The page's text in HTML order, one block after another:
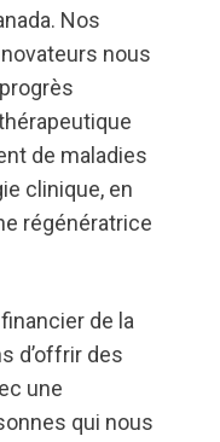
Nos
nous
de maladies
clinique, en
régénératrice
de la
d’offrir des
une
qui nous